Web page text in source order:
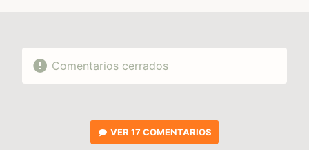
Comentarios cerrados
VER17 COMENTARIOS